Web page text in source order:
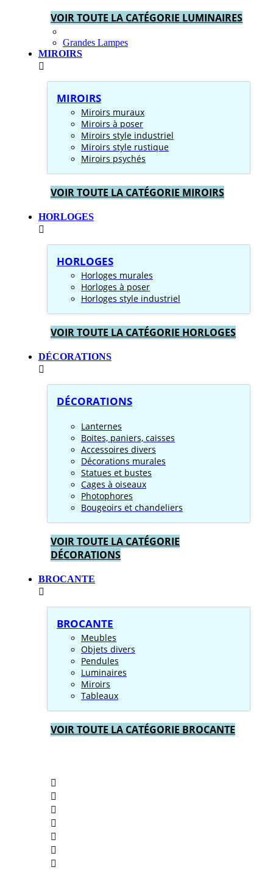
VOIR TOUTE LA CATÉGORIE LUMINAIRES
Grandes Lampes
MIROIRS
MIROIRS
Miroirs muraux
Miroirs à poser
Miroirs style industriel
Miroirs style rustique
Miroirs psychés
VOIR TOUTE LA CATÉGORIE MIROIRS
HORLOGES
HORLOGES
Horloges murales
Horloges à poser
Horloges style industriel
VOIR TOUTE LA CATÉGORIE HORLOGES
DÉCORATIONS
DÉCORATIONS
Lanternes
Boites, paniers, caisses
Accessoires divers
Décorations murales
Statues et bustes
Cages à oiseaux
Photophores
Bougeoirs et chandeliers
VOIR TOUTE LA CATÉGORIE
DÉCORATIONS
BROCANTE
BROCANTE
Meubles
Objets divers
Pendules
Luminaires
Miroirs
Tableaux
VOIR TOUTE LA CATÉGORIE BROCANTE